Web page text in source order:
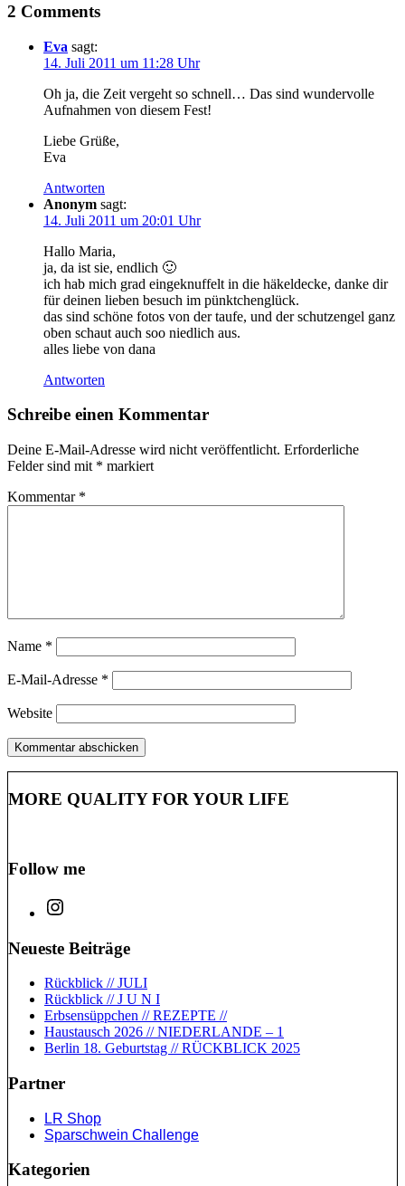
2 Comments
Eva sagt:
14. Juli 2011 um 11:28 Uhr
Oh ja, die Zeit vergeht so schnell… Das sind wundervolle
Aufnahmen von diesem Fest!
Liebe Grüße,
Eva
Antworten
Anonym sagt:
14. Juli 2011 um 20:01 Uhr
Hallo Maria,
ja, da ist sie, endlich 🙂
ich hab mich grad eingeknuffelt in die häkeldecke, danke dir
für deinen lieben besuch im pünktchenglück.
das sind schöne fotos von der taufe, und der schutzengel ganz
oben schaut auch soo niedlich aus.
alles liebe von dana
Antworten
Schreibe einen Kommentar
Deine E-Mail-Adresse wird nicht veröffentlicht. Erforderliche
Felder sind mit * markiert
Kommentar *
Name *
E-Mail-Adresse *
Website
MORE QUALITY FOR YOUR LIFE
Follow me
Neueste Beiträge
Rückblick // JULI
Rückblick // J U N I
Erbsensüppchen // REZEPTE //
Haustausch 2026 // NIEDERLANDE – 1
Berlin 18. Geburtstag // RÜCKBLICK 2025
Partner
LR Shop
Sparschwein Challenge
Kategorien